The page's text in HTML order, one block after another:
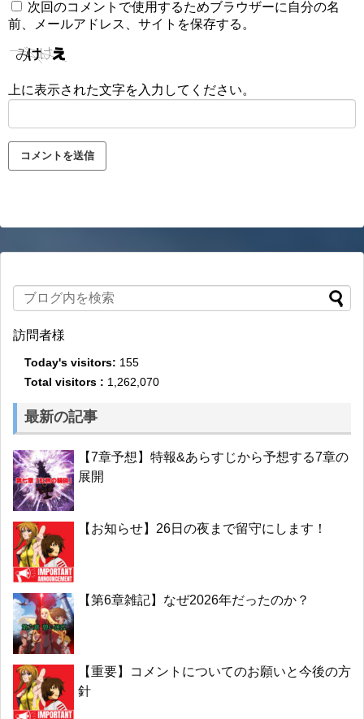
次回のコメントで使用するためブラウザーに自分の名
前、メールアドレス、サイトを保存する。
上に表示された文字を入力してください。
訪問者様
Today's visitors: 155
Total visitors : 1,262,070
最新の記事
【7章予想】特報&あらすじから予想する7章の
展開
【お知らせ】26日の夜まで留守にします！
【第6章雑記】なぜ2026年だったのか？
【重要】コメントについてのお願いと今後の方
針